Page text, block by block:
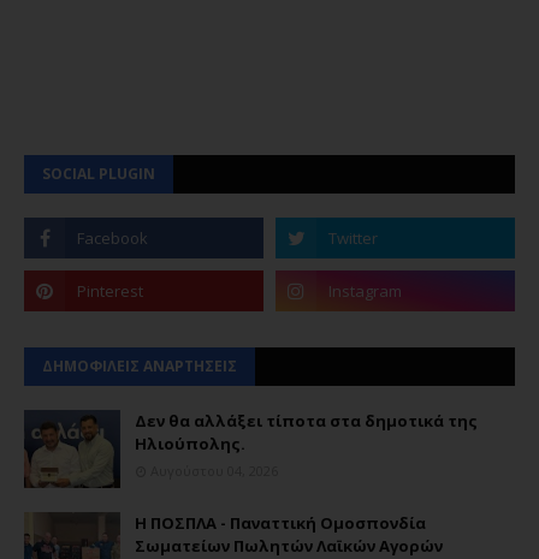
SOCIAL PLUGIN
ΔΗΜΟΦΙΛΕΙΣ ΑΝΑΡΤΗΣΕΙΣ
Δεν θα αλλάξει τίποτα στα δημοτικά της
Ηλιούπολης.
Η ΠΟΣΠΛΑ - Παναττική Ομοσπονδία
Σωματείων Πωλητών Λαϊκών Αγορών